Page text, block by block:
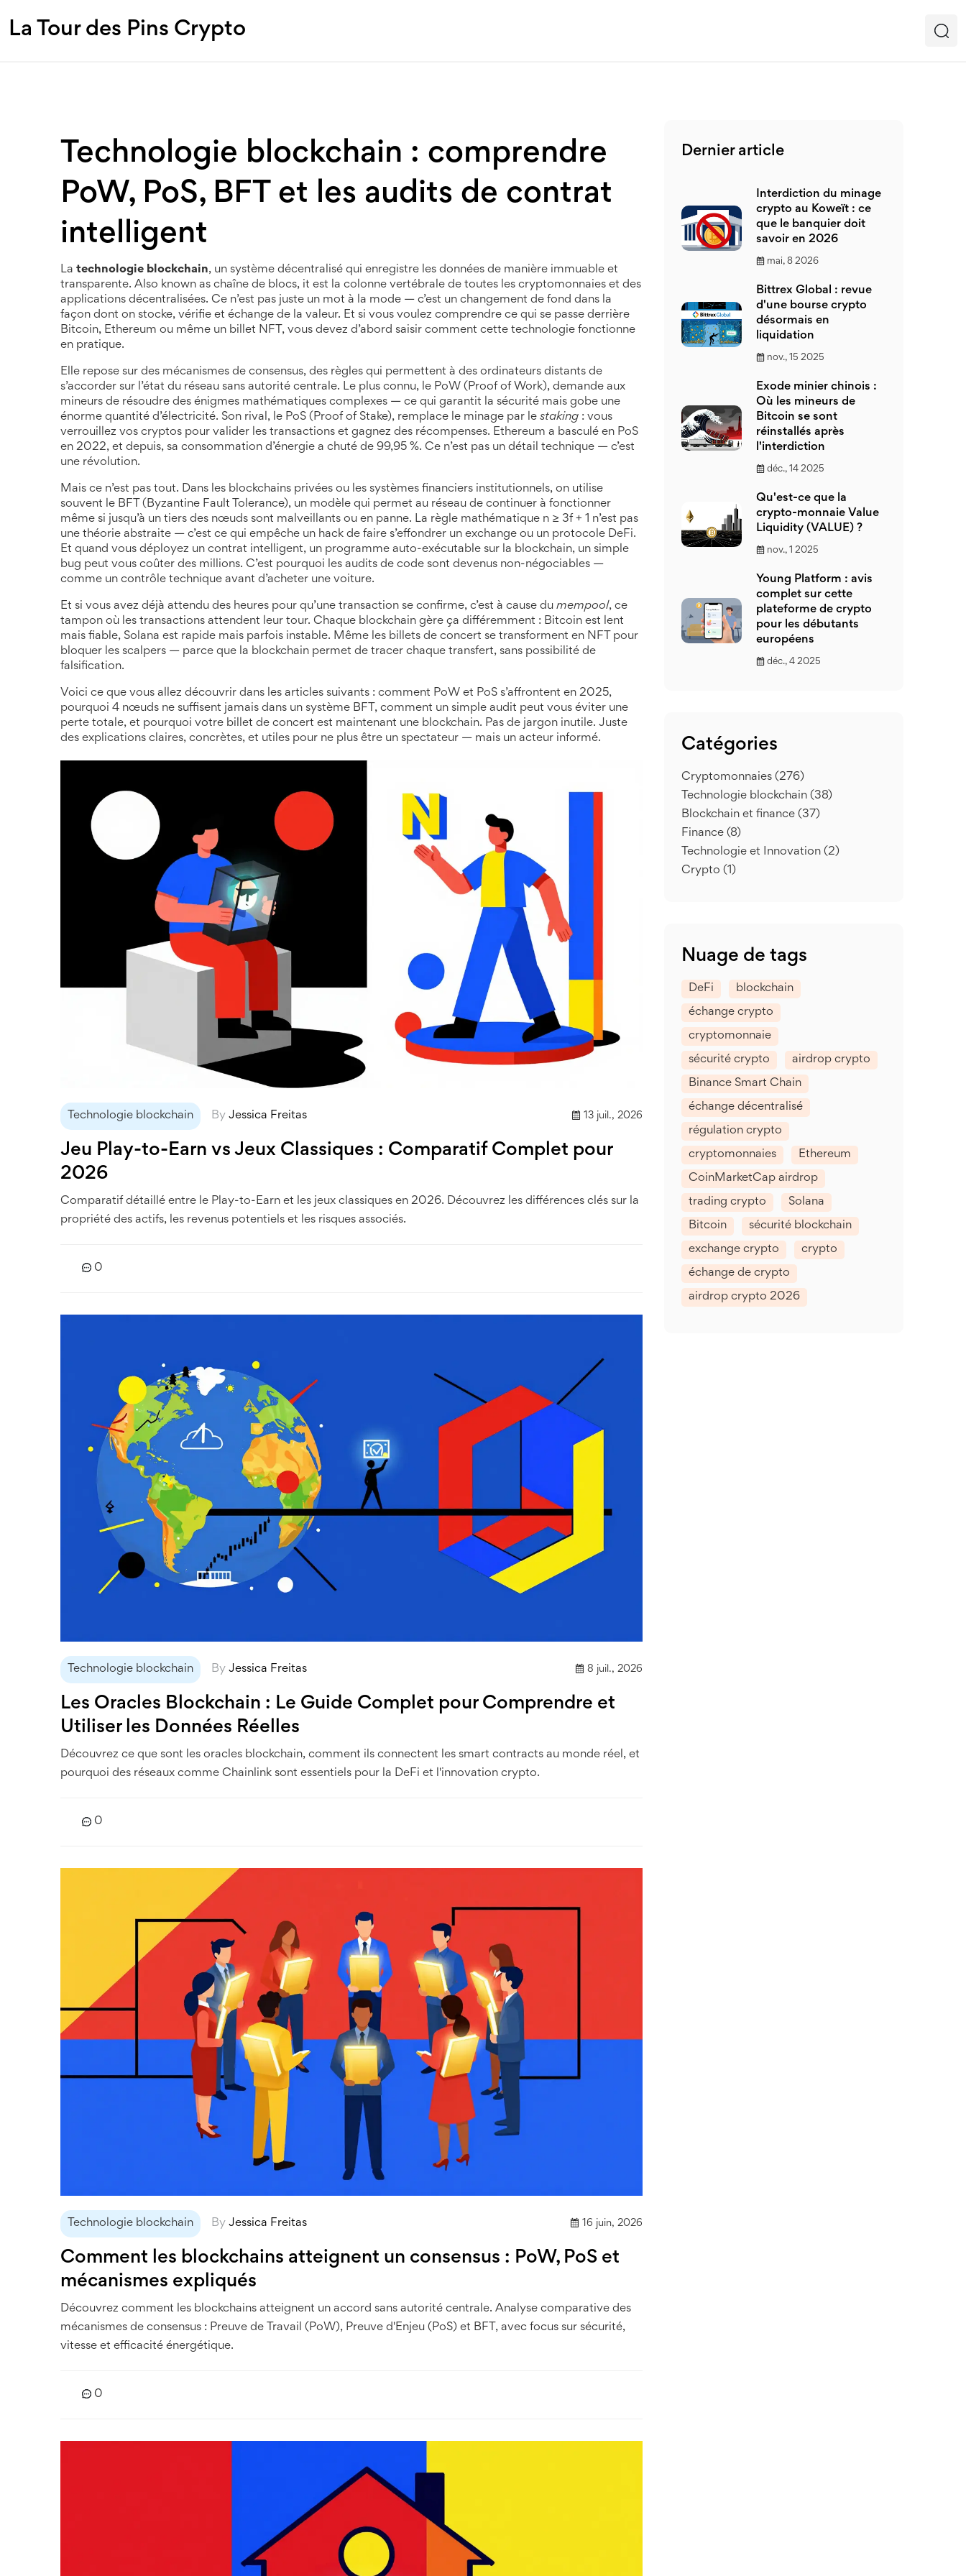
La Tour des Pins Crypto
Technologie blockchain : comprendre
PoW, PoS, BFT et les audits de contrat
intelligent
La technologie blockchain, un système décentralisé qui enregistre les données de manière immuable et
transparente. Also known as chaîne de blocs, it est la colonne vertébrale de toutes les cryptomonnaies et des
applications décentralisées. Ce n’est pas juste un mot à la mode — c’est un changement de fond dans la
façon dont on stocke, vérifie et échange de la valeur. Et si vous voulez comprendre ce qui se passe derrière
Bitcoin, Ethereum ou même un billet NFT, vous devez d’abord saisir comment cette technologie fonctionne
en pratique.
Elle repose sur des mécanismes de consensus, des règles qui permettent à des ordinateurs distants de
s’accorder sur l’état du réseau sans autorité centrale. Le plus connu, le PoW (Proof of Work), demande aux
mineurs de résoudre des énigmes mathématiques complexes — ce qui garantit la sécurité mais gobe une
énorme quantité d’électricité. Son rival, le PoS (Proof of Stake), remplace le minage par le staking : vous
verrouillez vos cryptos pour valider les transactions et gagnez des récompenses. Ethereum a basculé en PoS
en 2022, et depuis, sa consommation d’énergie a chuté de 99,95 %. Ce n’est pas un détail technique — c’est
une révolution.
Mais ce n’est pas tout. Dans les blockchains privées ou les systèmes financiers institutionnels, on utilise
souvent le BFT (Byzantine Fault Tolerance), un modèle qui permet au réseau de continuer à fonctionner
même si jusqu’à un tiers des nœuds sont malveillants ou en panne. La règle mathématique n ≥ 3f + 1 n’est pas
une théorie abstraite — c’est ce qui empêche un hack de faire s’effondrer un exchange ou un protocole DeFi.
Et quand vous déployez un contrat intelligent, un programme auto-exécutable sur la blockchain, un simple
bug peut vous coûter des millions. C’est pourquoi les audits de code sont devenus non-négociables —
comme un contrôle technique avant d’acheter une voiture.
Et si vous avez déjà attendu des heures pour qu’une transaction se confirme, c’est à cause du mempool, ce
tampon où les transactions attendent leur tour. Chaque blockchain gère ça différemment : Bitcoin est lent
mais fiable, Solana est rapide mais parfois instable. Même les billets de concert se transforment en NFT pour
bloquer les scalpers — parce que la blockchain permet de tracer chaque transfert, sans possibilité de
falsification.
Voici ce que vous allez découvrir dans les articles suivants : comment PoW et PoS s’affrontent en 2025,
pourquoi 4 nœuds ne suffisent jamais dans un système BFT, comment un simple audit peut vous éviter une
perte totale, et pourquoi votre billet de concert est maintenant une blockchain. Pas de jargon inutile. Juste
des explications claires, concrètes, et utiles pour ne plus être un spectateur — mais un acteur informé.
Technologie blockchain By Jessica Freitas 13 juil., 2026
Jeu Play-to-Earn vs Jeux Classiques : Comparatif Complet pour
2026
Comparatif détaillé entre le Play-to-Earn et les jeux classiques en 2026. Découvrez les différences clés sur la
propriété des actifs, les revenus potentiels et les risques associés.
0
Technologie blockchain By Jessica Freitas 8 juil., 2026
Les Oracles Blockchain : Le Guide Complet pour Comprendre et
Utiliser les Données Réelles
Découvrez ce que sont les oracles blockchain, comment ils connectent les smart contracts au monde réel, et
pourquoi des réseaux comme Chainlink sont essentiels pour la DeFi et l'innovation crypto.
0
Technologie blockchain By Jessica Freitas 16 juin, 2026
Comment les blockchains atteignent un consensus : PoW, PoS et
mécanismes expliqués
Découvrez comment les blockchains atteignent un accord sans autorité centrale. Analyse comparative des
mécanismes de consensus : Preuve de Travail (PoW), Preuve d'Enjeu (PoS) et BFT, avec focus sur sécurité,
vitesse et efficacité énergétique.
0
Dernier article
Interdiction du minage
crypto au Koweït : ce
que le banquier doit
savoir en 2026
mai, 8 2026
Bittrex Global : revue
d'une bourse crypto
désormais en
liquidation
nov., 15 2025
Exode minier chinois :
Où les mineurs de
Bitcoin se sont
réinstallés après
l'interdiction
déc., 14 2025
Qu'est-ce que la
crypto-monnaie Value
Liquidity (VALUE) ?
nov., 1 2025
Young Platform : avis
complet sur cette
plateforme de crypto
pour les débutants
européens
déc., 4 2025
Catégories
Cryptomonnaies (276)
Technologie blockchain (38)
Blockchain et finance (37)
Finance (8)
Technologie et Innovation (2)
Crypto (1)
Nuage de tags
DeFi blockchain
échange crypto
cryptomonnaie
sécurité crypto airdrop crypto
Binance Smart Chain
échange décentralisé
régulation crypto
cryptomonnaies Ethereum
CoinMarketCap airdrop
trading crypto Solana
Bitcoin sécurité blockchain
exchange crypto crypto
échange de crypto
airdrop crypto 2026